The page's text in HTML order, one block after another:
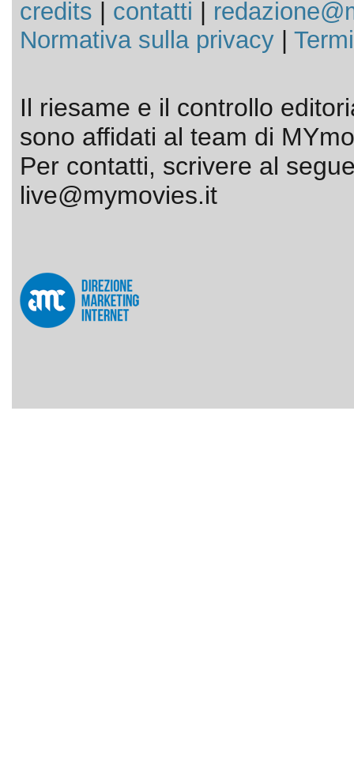
credits
contatti
Normativa sulla privacy|
Il riesame e il controllo
sono affidati al team di
Per contatti, scrivere al
live@mymovies.it